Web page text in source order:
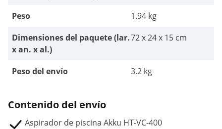
Peso
1.94 kg
Dimensiones del paquete (lar.
x an. x al.)
72 x 24 x 15 cm
Peso del envío 3.2 kg
Contenido del envío
Aspirador de piscina Akku HT-VC-400